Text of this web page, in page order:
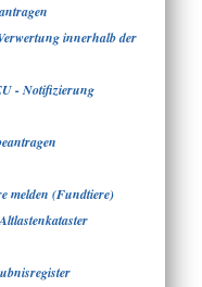
innerhalb der
- Notifizierung
melden (Fundtiere)